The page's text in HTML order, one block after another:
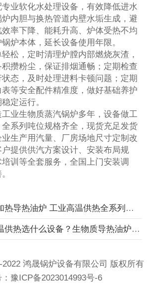
业软化水处理设备，有效降低进水
内胆与换热管道内壁水垢生成，避
率下降、能耗升高、炉体受热不均
炉本体，延长设备使用年限。
松，定时清理炉膛内部燃烧灰渣，
攒粉尘，保证排烟通畅；定期检查
态，及时处理进料卡顿问题；定期
等安全配件精准度，做好基础养护
定运行。
业生物质蒸汽锅炉多年，设备做工
系列吨位规格齐全，现货充足发货
生产用汽量、厂房场地尺寸定制改
提供供汽方案设计、安装布局规
训等全套服务，全国上门安装调
上一篇：卧式电加热导热油炉 工业高温供热全系列设备 多型号全场景覆盖
下一篇：高温恒温供热选什么设备？生物质导热油炉管路清洗与炉膛维修实体厂家
鸿晟锅炉设备有限公司 版权所有
豫ICP备2023014993号-6